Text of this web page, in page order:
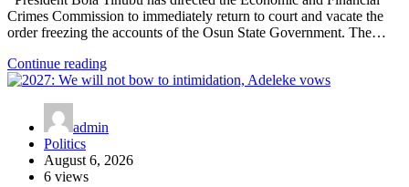
Crimes Commission to immediately return to court and vacate the
order freezing the accounts of the Osun State Government. The…
Continue reading
admin
Politics
August 6, 2026
6 views